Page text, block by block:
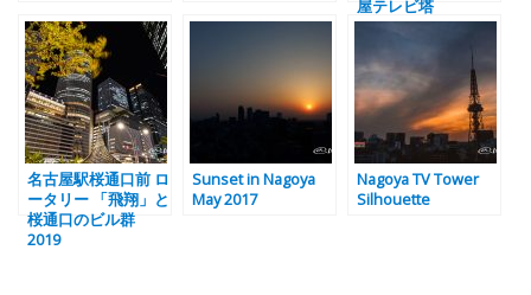
屋テレビ塔
名古屋駅桜通口前 ロ
ータリー 「飛翔」と
桜通口のビル群
2019
Sunset in Nagoya
May 2017
Nagoya TV Tower
Silhouette